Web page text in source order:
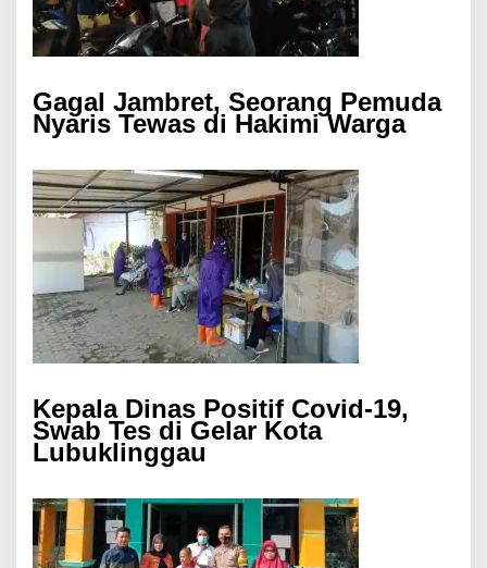
Gagal Jambret, Seorang Pemuda
Nyaris Tewas di Hakimi Warga
Kepala Dinas Positif Covid-19,
Swab Tes di Gelar Kota
Lubuklinggau